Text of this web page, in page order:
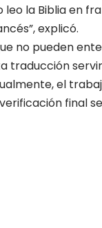
la Biblia en
explicó.
no pueden
traducción
el
final